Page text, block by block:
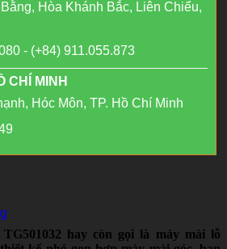
Hòa Khánh Bắc, Liên Chiểu,
- (+84) 911.055.873
CHÍ MINH
Hóc Môn, TP. Hồ Chí Minh
hay còn gọi là máy mài lỗ